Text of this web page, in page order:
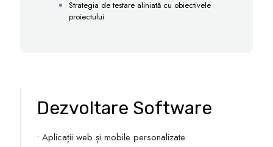
Strategia de testare aliniată cu obiectivele
proiectului
Dezvoltare Software
• Aplicații web și mobile personalizate